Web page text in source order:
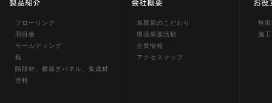
フローリング
羽目板
モールディング
框
階段材、横接ぎパネル、集成材
塗料
旭貿易のこだわり
環境保護活動
企業情報
アクセスマップ
無
施